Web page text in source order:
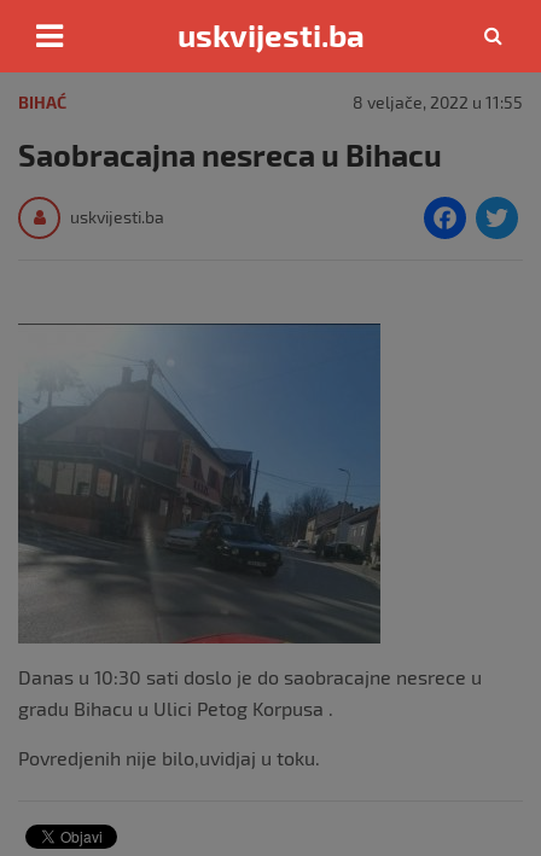
content
uskvijesti.ba
BIHAĆ 8 veljače, 2022 u 11:55
Saobracajna nesreca u Bihacu
uskvijesti.ba
F
Danas u 10:30 sati doslo je do saobracajne nesrece u
gradu Bihacu u Ulici Petog Korpusa .
Povredjenih nije bilo,uvidjaj u toku.